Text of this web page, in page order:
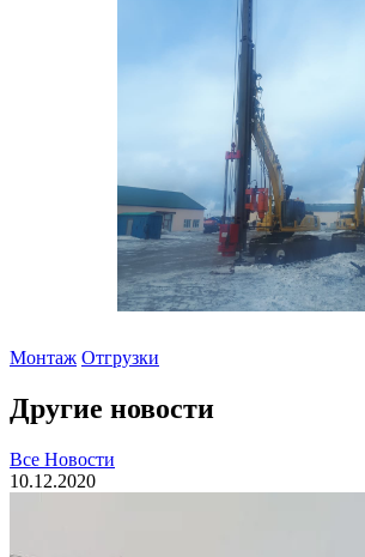
Монтаж Отгрузки
Другие новости
Все Новости
10.12.2020